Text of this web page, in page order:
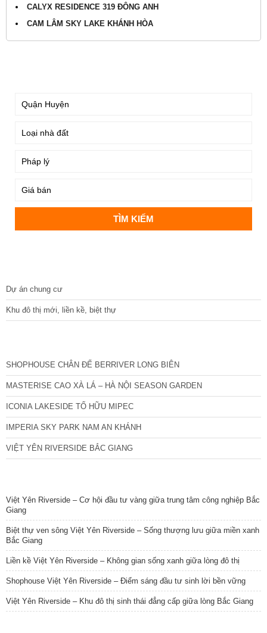
CALYX RESIDENCE 319 ĐÔNG ANH
CAM LÂM SKY LAKE KHÁNH HÒA
Dự án chung cư
Khu đô thị mới, liền kề, biệt thự
SHOPHOUSE CHÂN ĐẾ BERRIVER LONG BIÊN
MASTERISE CAO XÀ LÁ – HÀ NỘI SEASON GARDEN
ICONIA LAKESIDE TỐ HỮU MIPEC
IMPERIA SKY PARK NAM AN KHÁNH
VIỆT YÊN RIVERSIDE BẮC GIANG
Việt Yên Riverside – Cơ hội đầu tư vàng giữa trung tâm công nghiệp Bắc
Giang
Biệt thự ven sông Việt Yên Riverside – Sống thượng lưu giữa miền xanh
Bắc Giang
Liền kề Việt Yên Riverside – Không gian sống xanh giữa lòng đô thị
Shophouse Việt Yên Riverside – Điểm sáng đầu tư sinh lời bền vững
Việt Yên Riverside – Khu đô thị sinh thái đẳng cấp giữa lòng Bắc Giang